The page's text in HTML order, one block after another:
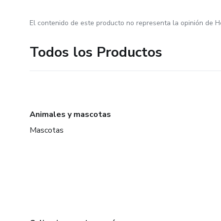
El contenido de este producto no representa la opinión de
Todos los Productos
Animales y mascotas
Mascotas